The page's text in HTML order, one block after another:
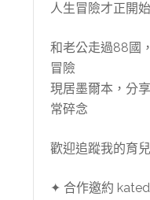
人生冒險才正開始
和老公走過88國
冒險
現居墨爾本，分
常碎念
歡迎追蹤我的育
✦ 合作邀約